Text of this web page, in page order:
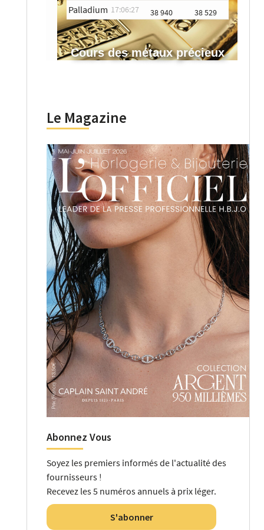
Palladium 17:06:27 38 940 38 529
Cours des métaux précieux
Le Magazine
Abonnez Vous
Soyez les premiers informés de l'actualité des
fournisseurs !
Recevez les 5 numéros annuels à prix léger.
S'abonner